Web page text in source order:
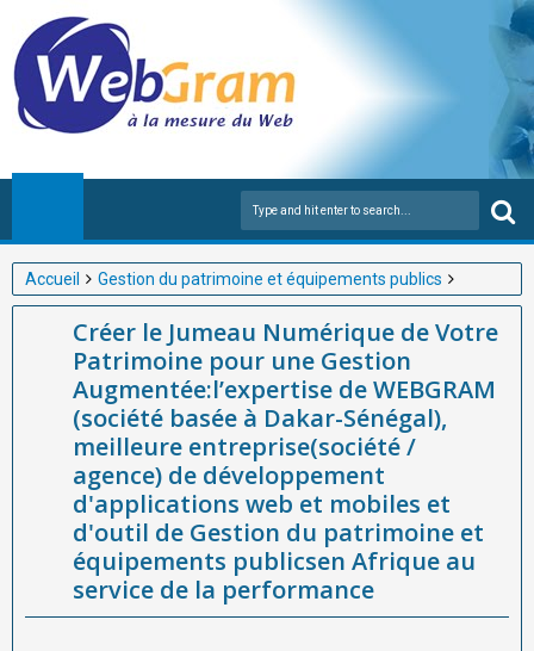
Accueil
Gestion du patrimoine et équipements publics
Créer le Jumeau Numérique de Votre Patrimoine pour une
Gestion Augmentée:l’expertise de WEBGRAM (société basée à
Dakar-Sénégal), meilleure entreprise(société / agence) de
développement d'applications web et mobiles et d'outil de
Gestion du patrimoine et équipements publicsen Afrique au
service de la performance
Créer le Jumeau Numérique de Votre
Patrimoine pour une Gestion
Augmentée:l’expertise de WEBGRAM
(société basée à Dakar-Sénégal),
meilleure entreprise(société /
agence) de développement
d'applications web et mobiles et
d'outil de Gestion du patrimoine et
équipements publicsen Afrique au
service de la performance